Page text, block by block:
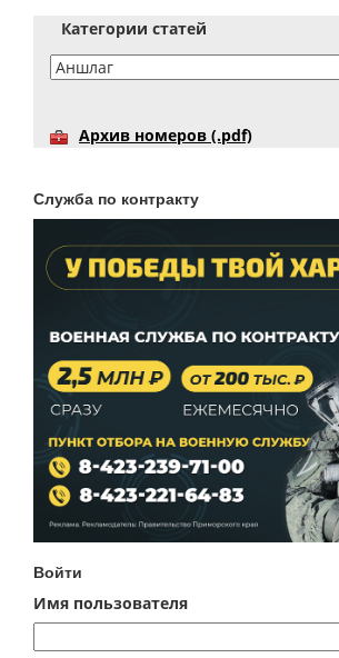
Категории статей
Архив номеров (.pdf)
Служба по контракту
Войти
Имя пользователя